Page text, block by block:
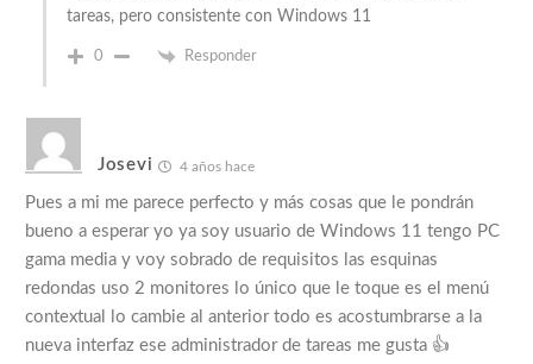
tareas, pero consistente con Windows 11
0 Responder
Josevi 4 años hace
Pues a mi me parece perfecto y más cosas que le pondrán
bueno a esperar yo ya soy usuario de Windows 11 tengo PC
gama media y voy sobrado de requisitos las esquinas
redondas uso 2 monitores lo único que le toque es el menú
contextual lo cambie al anterior todo es acostumbrarse a la
nueva interfaz ese administrador de tareas me gusta 👍